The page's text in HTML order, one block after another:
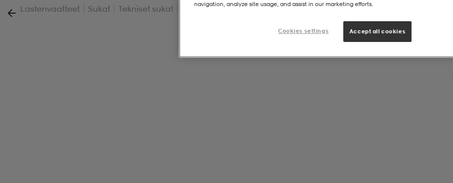
Lastenvaatteet Sukat Tekniset sukat Ski Sock Jr 2p
navigation, analyze site usage, and assist in our marketing efforts.
Cookies settings Accept all cookies